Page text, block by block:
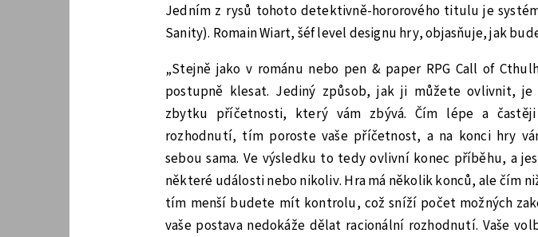
Jedním z rysů tohoto detektivně-hororového titulu je
Sanity). Romain Wiart, šéf level designu hry, objasňuje, jak
„Stejně jako v románu nebo pen & paper RPG Call of
postupně klesat. Jediný způsob, jak ji můžete ovlivnit, je
zbytku příčetnosti, který vám zbývá. Čím lépe a
rozhodnutí, tím poroste vaše příčetnost, a na konci hry
sebou sama. Ve výsledku to tedy ovlivní konec příběhu, a
některé události nebo nikoliv. Hra má několik konců, ale čím
tím menší budete mít kontrolu, což sníží počet možných
vaše postava nedokáže dělat racionální rozhodnutí. Vaše